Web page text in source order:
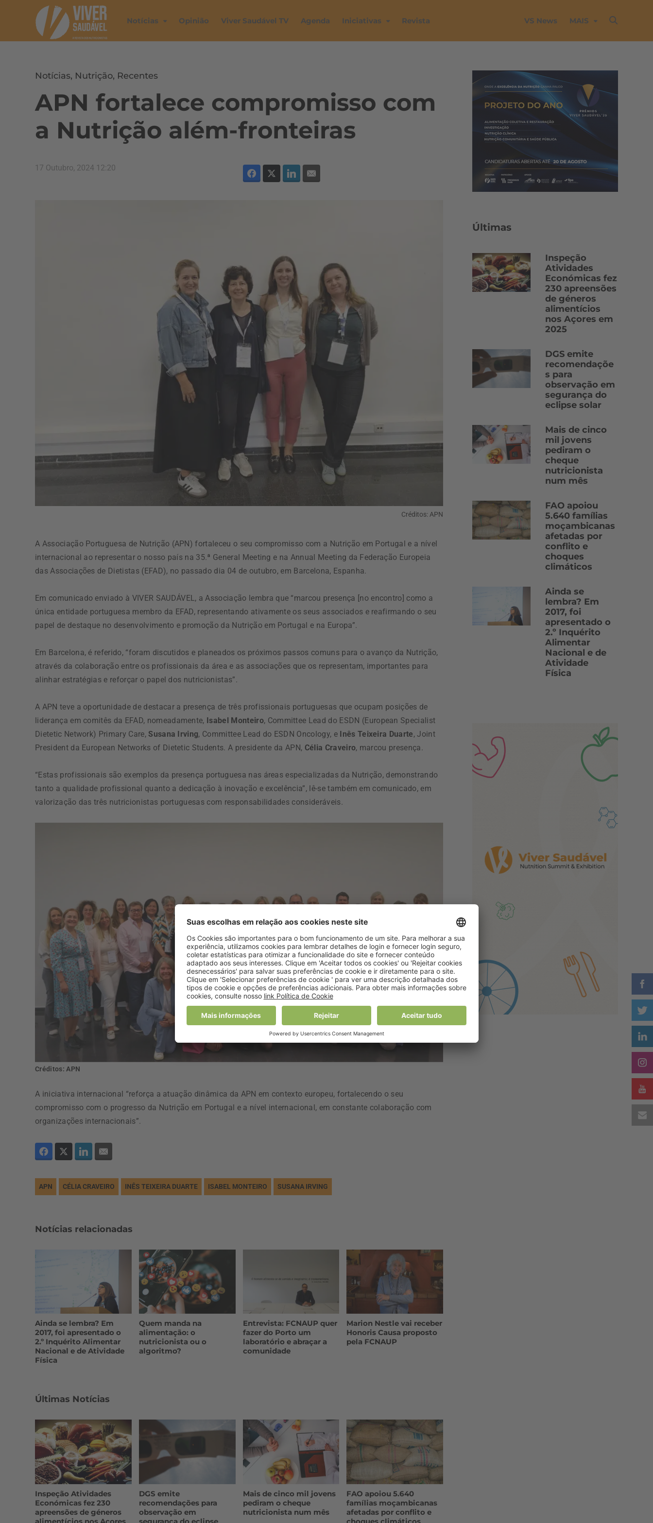
Notícias Opinião Viver Saudável TV Agenda Iniciativas Revista VS News MAIS
Notícias, Nutrição, Recentes
APN fortalece compromisso com
a Nutrição além-fronteiras
17 Outubro, 2024 12:20
Créditos: APN
A Associação Portuguesa de Nutrição (APN) fortaleceu o seu compromisso com a Nutrição em Portugal e a nível
internacional ao representar o nosso país na 35.ª General Meeting e na Annual Meeting da Federação Europeia
das Associações de Dietistas (EFAD), no passado dia 04 de outubro, em Barcelona, Espanha.
Em comunicado enviado à VIVER SAUDÁVEL, a Associação lembra que “marcou presença [no encontro] como a
única entidade portuguesa membro da EFAD, representando ativamente os seus associados e reafirmando o seu
papel de destaque no desenvolvimento e promoção da Nutrição em Portugal e na Europa”.
Em Barcelona, é referido, “foram discutidos e planeados os próximos passos comuns para o avanço da Nutrição,
através da colaboração entre os profissionais da área e as associações que os representam, importantes para
alinhar estratégias e reforçar o papel dos nutricionistas”.
A APN teve a oportunidade de destacar a presença de três profissionais portuguesas que ocupam posições de
liderança em comitês da EFAD, nomeadamente, Isabel Monteiro, Committee Lead do ESDN (European Specialist
Dietetic Network) Primary Care,Susana Irving, Committee Lead do ESDN Oncology, e Inês Teixeira Duarte, Joint
President da European Networks of Dietetic Students. A presidente da APN, Célia Craveiro, marcou presença.
“Estas profissionais são exemplos da presença portuguesa nas áreas especializadas da Nutrição, demonstrando
tanto a qualidade profissional quanto a dedicação à inovação e excelência”, lê-se também em comunicado, em
valorização das três nutricionistas portuguesas com responsabilidades consideráveis.
Créditos: APN
A iniciativa internacional “reforça a atuação dinâmica da APN em contexto europeu, fortalecendo o seu
compromisso com o progresso da Nutrição em Portugal e a nível internacional, em constante colaboração com
organizações internacionais”.
APN CÉLIA CRAVEIRO INÊS TEIXEIRA DUARTE ISABEL MONTEIRO SUSANA IRVING
Notícias relacionadas
Ainda se lembra? Em
2017, foi apresentado o
2.º Inquérito Alimentar
Nacional e de Atividade
Física
Quem manda na
alimentação: o
nutricionista ou o
algoritmo?
Entrevista: FCNAUP quer
fazer do Porto um
laboratório e abraçar a
comunidade
Marion Nestle vai receber
Honoris Causa proposto
pela FCNAUP
Últimas Notícias
Inspeção Atividades
Económicas fez 230
apreensões de géneros
DGS emite
recomendações para
observação em
Mais de cinco mil jovens
pediram o cheque
nutricionista num mês
FAO apoiou 5.640
famílias moçambicanas
afetadas por conflito e
Últimas
Inspeção
Atividades
Económicas fez
230 apreensões
de géneros
alimentícios
nos Açores em
2025
DGS emite
recomendaçõe
s para
observação em
segurança do
eclipse solar
Mais de cinco
mil jovens
pediram o
cheque
nutricionista
num mês
FAO apoiou
5.640 famílias
moçambicanas
afetadas por
conflito e
choques
climáticos
Ainda se
lembra? Em
2017, foi
apresentado o
2.º Inquérito
Alimentar
Nacional e de
Atividade
Física